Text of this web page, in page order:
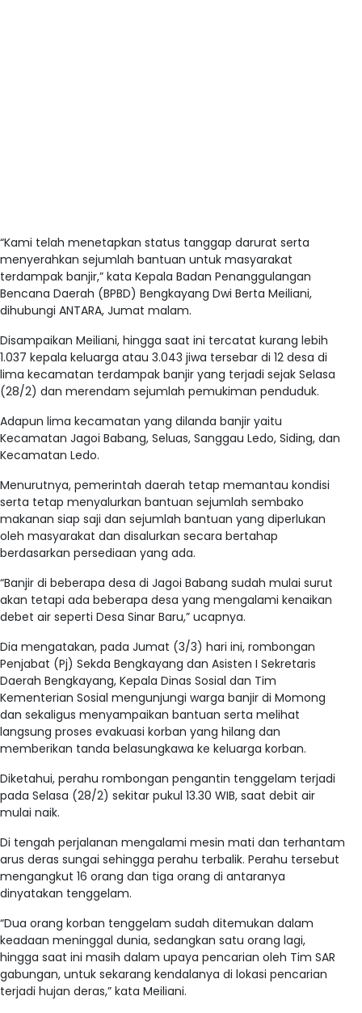
“Kami telah menetapkan status tanggap darurat serta
menyerahkan sejumlah bantuan untuk masyarakat
terdampak banjir,” kata Kepala Badan Penanggulangan
Bencana Daerah (BPBD) Bengkayang Dwi Berta Meiliani,
dihubungi ANTARA, Jumat malam.
Disampaikan Meiliani, hingga saat ini tercatat kurang lebih
1.037 kepala keluarga atau 3.043 jiwa tersebar di 12 desa di
lima kecamatan terdampak banjir yang terjadi sejak Selasa
(28/2) dan merendam sejumlah pemukiman penduduk.
Adapun lima kecamatan yang dilanda banjir yaitu
Kecamatan Jagoi Babang, Seluas, Sanggau Ledo, Siding, dan
Kecamatan Ledo.
Menurutnya, pemerintah daerah tetap memantau kondisi
serta tetap menyalurkan bantuan sejumlah sembako
makanan siap saji dan sejumlah bantuan yang diperlukan
oleh masyarakat dan disalurkan secara bertahap
berdasarkan persediaan yang ada.
“Banjir di beberapa desa di Jagoi Babang sudah mulai surut
akan tetapi ada beberapa desa yang mengalami kenaikan
debet air seperti Desa Sinar Baru,” ucapnya.
Dia mengatakan, pada Jumat (3/3) hari ini, rombongan
Penjabat (Pj) Sekda Bengkayang dan Asisten I Sekretaris
Daerah Bengkayang, Kepala Dinas Sosial dan Tim
Kementerian Sosial mengunjungi warga banjir di Momong
dan sekaligus menyampaikan bantuan serta melihat
langsung proses evakuasi korban yang hilang dan
memberikan tanda belasungkawa ke keluarga korban.
Diketahui, perahu rombongan pengantin tenggelam terjadi
pada Selasa (28/2) sekitar pukul 13.30 WIB, saat debit air
mulai naik.
Di tengah perjalanan mengalami mesin mati dan terhantam
arus deras sungai sehingga perahu terbalik. Perahu tersebut
mengangkut 16 orang dan tiga orang di antaranya
dinyatakan tenggelam.
“Dua orang korban tenggelam sudah ditemukan dalam
keadaan meninggal dunia, sedangkan satu orang lagi,
hingga saat ini masih dalam upaya pencarian oleh Tim SAR
gabungan, untuk sekarang kendalanya di lokasi pencarian
terjadi hujan deras,” kata Meiliani.